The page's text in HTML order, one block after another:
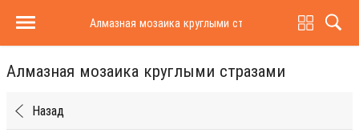
Алмазная мозаика круглыми стразами
Алмазная мозаика круглыми стразами
Назад